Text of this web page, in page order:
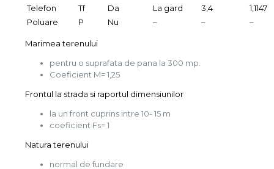
Telefon Tf Da La gard 3,4
1,1147
Poluare
P Nu – – –
Marimea terenului
pentru o suprafata de pana la 300 mp.
Coeficient M= 1,25
Frontul la strada si raportul dimensiunilor
la un front cuprins intre 10- 15 m
coeficient Fs= 1
Natura terenului
normal de fundare